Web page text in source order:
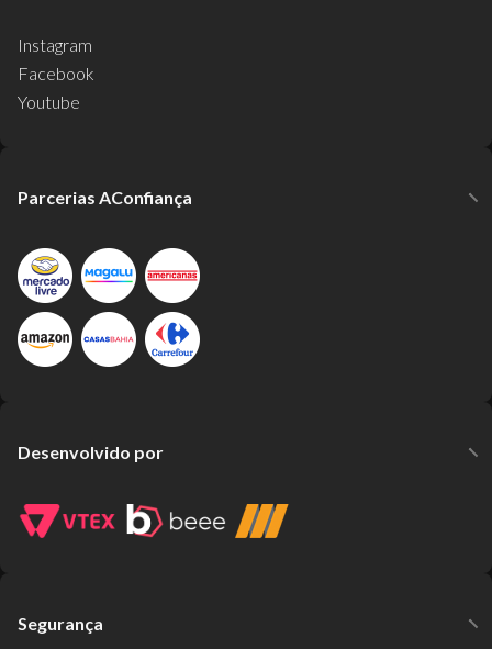
Instagram
Facebook
Youtube
Parcerias AConfiança
Desenvolvido por
Segurança